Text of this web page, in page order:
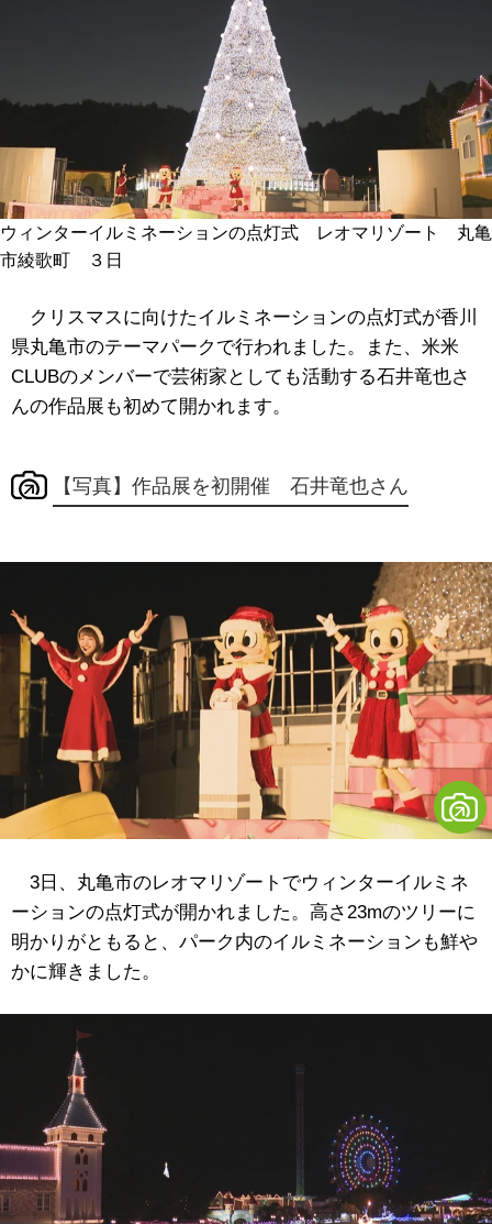
ウィンターイルミネーションの点灯式 レオマリゾート 丸亀
市綾歌町 ３日
クリスマスに向けたイルミネーションの点灯式が香川
県丸亀市のテーマパークで行われました。また、米米
CLUBのメンバーで芸術家としても活動する石井竜也さ
んの作品展も初めて開かれます。
【写真】作品展を初開催 石井竜也さん
3日、丸亀市のレオマリゾートでウィンターイルミネ
ーションの点灯式が開かれました。高さ23mのツリーに
明かりがともると、パーク内のイルミネーションも鮮や
かに輝きました。